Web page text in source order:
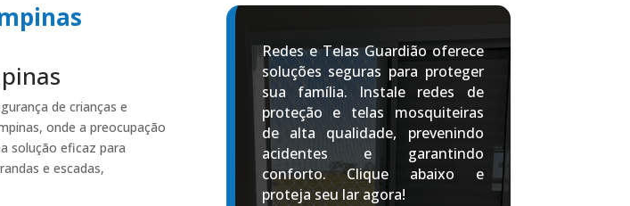
de crianças e
onde a preocupação
solução eficaz para
e escadas,
Redes e Telas Guardião oferece
soluções seguras para proteger
sua família. Instale redes de
proteção e telas mosquiteiras
de alta qualidade, prevenindo
acidentes e garantindo
conforto. Clique abaixo e
proteja seu lar agora!